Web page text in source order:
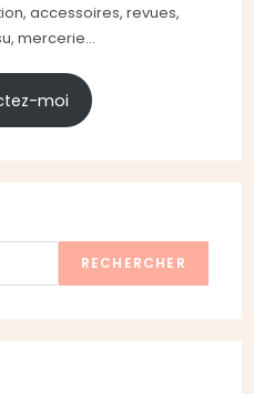
accessoires, revues,
mercerie...
moi
RECHERCHER